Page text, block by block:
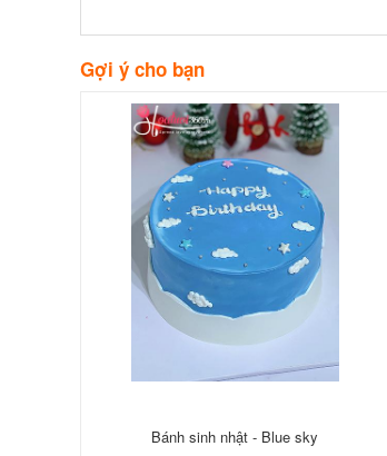
Gợi ý cho bạn
Bánh sinh nhật - Blue sky